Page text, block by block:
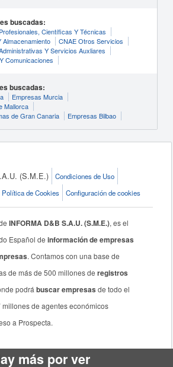
buscadas:
Científicas Y Técnicas
Almacenamiento
CNAE Otros Servicios
Y Servicios Auxliares
Comunicaciones
buscadas:
Empresas Murcia
Mallorca
de Gran Canaria
Empresas Bilbao
(S.M.E.)
Condiciones de Uso
Política de Cookies Configuración de cookies
INFORMA D&B S.A.U. (S.M.E.), es el
Español deinformación de empresas
. Contamos con una base de
de más de 500 millones deregistros
podrábuscar empresas de todo el
millones de agentes económicos
a Prospecta.
más por ver